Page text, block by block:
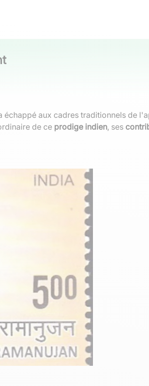
échappé aux cadres traditionnels de
de ce prodige indien, ses